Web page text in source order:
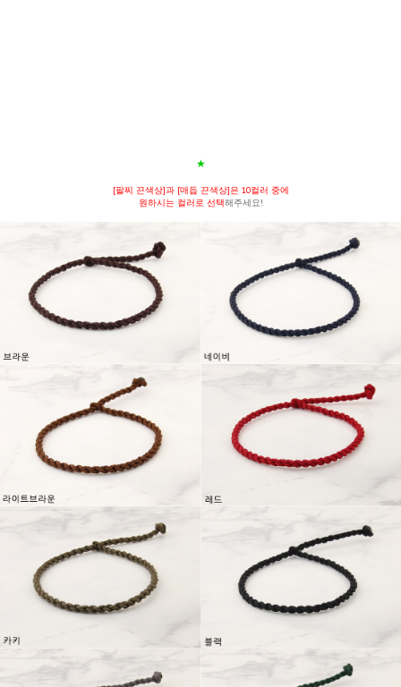
★
[팔찌 끈색상]과 [매듭 끈색상]은 10컬러 중에
원하시는 컬러로 선택해주세요!